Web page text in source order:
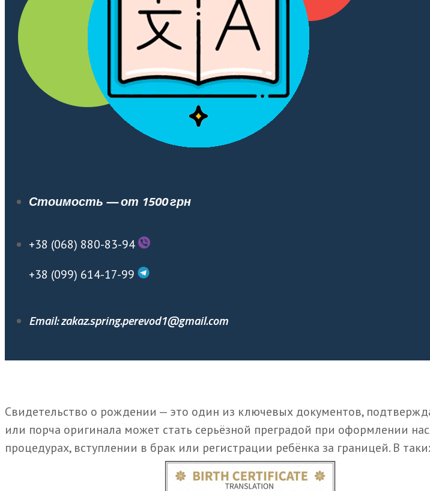
Стоимость — от 1500 грн
+38 (068) 880-83-94
+38 (099) 614-17-99
Email: zakaz.spring.perevod1@gmail.com
Свидетельство о рождении — это один из ключевых документов,
или порча оригинала может стать серьёзной преградой при оформлении
процедурах, вступлении в брак или регистрации ребёнка за границей. В